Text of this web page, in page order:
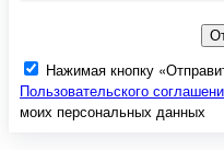
Нажимая кнопку
Пользовательского
моих персональных данных